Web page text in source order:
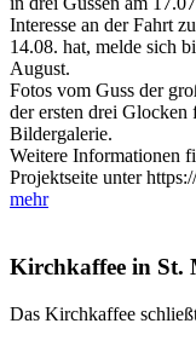
Interesse an der Fahrt
14.08. hat, melde sich
August.
Fotos vom Guss der
der ersten drei
Bildergalerie.
Weitere Informationen
Projektseite unter
mehr
Kirchkaffee in St.
Das Kirchkaffee